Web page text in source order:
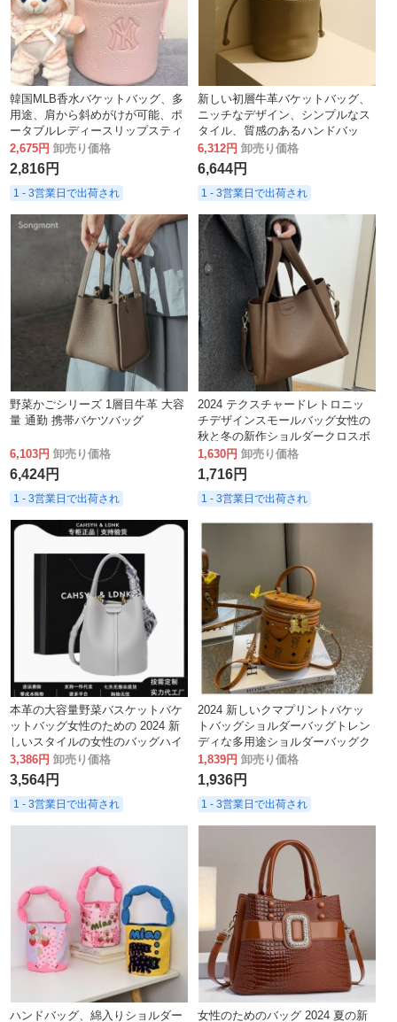
韓国MLB香水バケットバッグ、多
用途、肩から斜めがけが可能、ポ
ータブルレディースリップスティ
ックバッグ
2,675円 卸売り価格
2,816円
1 - 3営業日で出荷され
新しい初層牛革バケットバッグ、
ニッチなデザイン、シンプルなス
タイル、質感のあるハンドバッ
グ、通勤、多用途のショルダーク
ロスボディバッグ
6,312円 卸売り価格
6,644円
1 - 3営業日で出荷され
野菜かごシリーズ 1層目牛革 大容
量 通勤 携帯バケツバッグ
6,103円 卸売り価格
6,424円
1 - 3営業日で出荷され
2024 テクスチャードレトロニッ
チデザインスモールバッグ女性の
秋と冬の新作ショルダークロスボ
ディハンドヘルドバケットバッグ
1,630円 卸売り価格
1,716円
1 - 3営業日で出荷され
本革の大容量野菜バスケットバケ
ットバッグ女性のための 2024 新
しいスタイルの女性のバッグハイ
エンドワンショルダークロスボデ
ィハンドバッグ女性のための
3,386円 卸売り価格
3,564円
1 - 3営業日で出荷され
2024 新しいクマプリントバケッ
トバッグショルダーバッグトレン
ディな多用途ショルダーバッグク
ロスボディバッグハンドヘルドバ
ケットバッグ
1,839円 卸売り価格
1,936円
1 - 3営業日で出荷され
ハンドバッグ、綿入りショルダー 女性のためのバッグ 2024 夏の新